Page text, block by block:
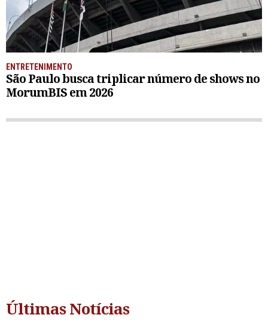
ENTRETENIMENTO
São Paulo busca triplicar número de shows no
MorumBIS em 2026
Últimas Notícias